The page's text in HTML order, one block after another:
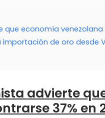
economía venezolana
de oro desde
advierte
37% en